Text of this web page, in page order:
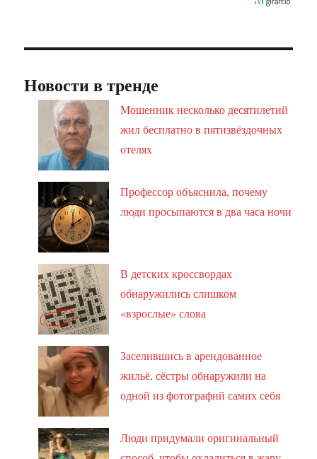
Новости в тренде
Мошенник несколько десятилетий
жил бесплатно в пятизвёздочных
отелях
Профессор объяснила, почему
люди просыпаются в два часа ночи
В детских кроссвордах
обнаружились слишком
«взрослые» слова
Заселившись в арендованное
жильё, сёстры обнаружили на
одной из фотографий самих себя
Люди придумали оригинальный